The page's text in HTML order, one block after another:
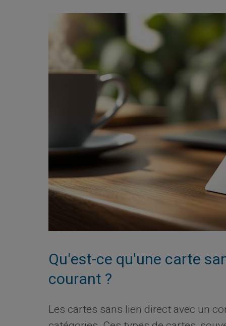
Qu'est-ce qu'une carte
courant ?
Les cartes sans lien direct avec un